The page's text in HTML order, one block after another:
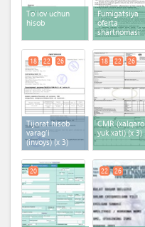
To'lov uchun
hisob
Fumigatsiya
oferta
shartnomasi
Tijorat hisob
varag'i
(invoys)(x 3)
18 22 26
CMR (xalqaro
yuk xati)(x 3)
18 22 26
20 22 26